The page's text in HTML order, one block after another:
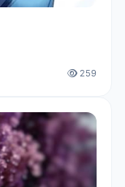
259